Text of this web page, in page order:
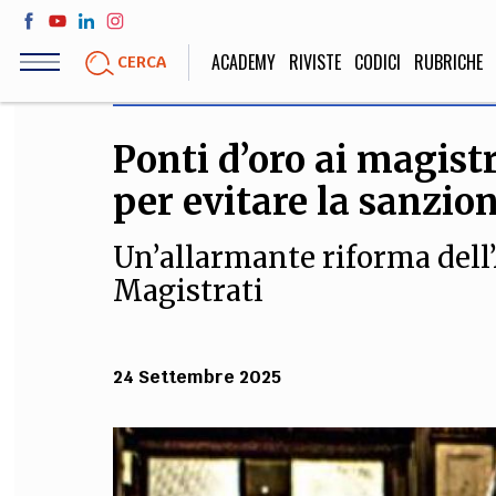
Salta
contenuto
CERCA ACADEMY RIVISTE CODICI RUBRICHE
LIFE STYLE
Sport, Cucina, Viaggi,
SOCIETÀ
Politica,
Ponti d’oro ai
per evitare la
Un’allarmante riforma
Magistrati
24 Settembre 2025